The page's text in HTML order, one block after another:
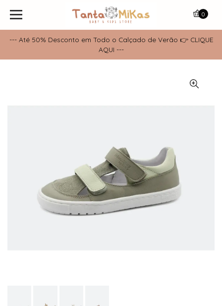
--- Até 50% Desconto em Todo o Calçado de Verão 👉 CLIQUE
AQUI ---
0